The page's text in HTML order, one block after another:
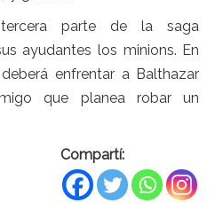
parte de la saga
ayudantes los minions. En
enfrentar a Balthazar
que planea robar un
Compartí: